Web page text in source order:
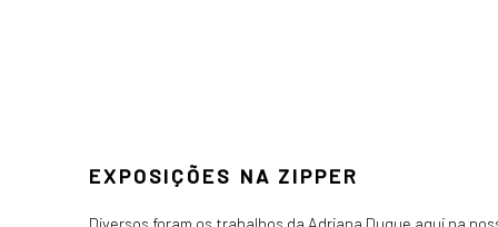
EXPOSIÇÕES NA ZIPPER
Diversos foram os trabalhos da Adriana Duque aqui na